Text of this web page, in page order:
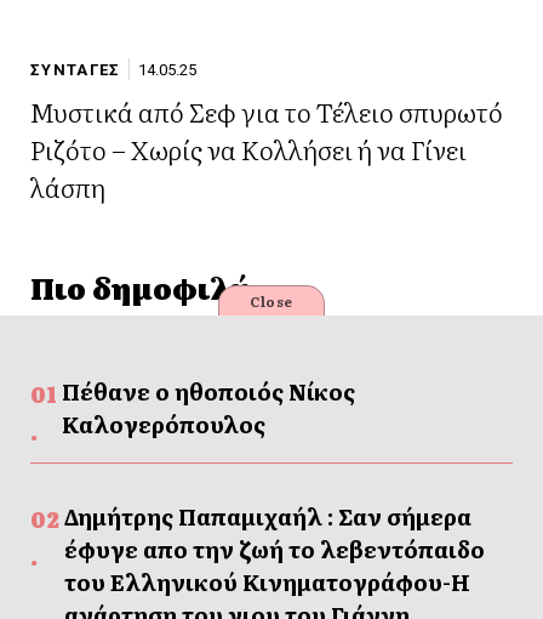
ΣΥΝΤΑΓΕΣ 14.05.25
Μυστικά από Σεφ για το Τέλειο σπυρωτό
Ριζότο – Χωρίς να Κολλήσει ή να Γίνει
λάσπη
Πιο δημοφιλή
Πέθανε ο ηθοποιός Νίκος
Καλογερόπουλος
Δημήτρης Παπαμιχαήλ : Σαν σήμερα
έφυγε απο την ζωή το λεβεντόπαιδο
του Ελληνικού Κινηματογράφου-Η
Close